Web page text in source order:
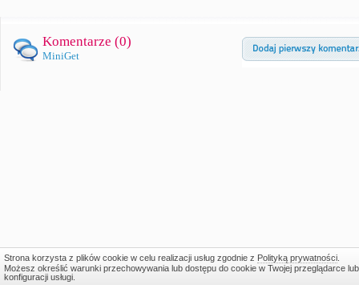
Komentarze (0)
MiniGet
Strona korzysta z plików cookie w celu realizacji usług zgodnie z Polityką prywatności.
Możesz określić warunki przechowywania lub dostępu do cookie w Twojej przeglądarce lub
konfiguracji usługi.